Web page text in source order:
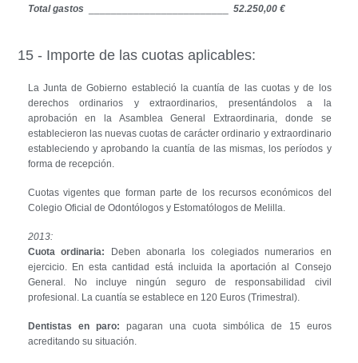
Total gastos 52.250,00 €
15 - Importe de las cuotas aplicables:
La Junta de Gobierno estableció la cuantía de las cuotas y de los
derechos ordinarios y extraordinarios, presentándolos a la
aprobación en la Asamblea General Extraordinaria, donde se
establecieron las nuevas cuotas de carácter ordinario y extraordinario
estableciendo y aprobando la cuantía de las mismas, los períodos y
forma de recepción.
Cuotas vigentes que forman parte de los recursos económicos del
Colegio Oficial de Odontólogos y Estomatólogos de Melilla.
2013:
Cuota ordinaria: Deben abonarla los colegiados numerarios en
ejercicio. En esta cantidad está incluida la aportación al Consejo
General. No incluye ningún seguro de responsabilidad civil
profesional. La cuantía se establece en 120 Euros (Trimestral).
Dentistas en paro: pagaran una cuota simbólica de 15 euros
acreditando su situación.